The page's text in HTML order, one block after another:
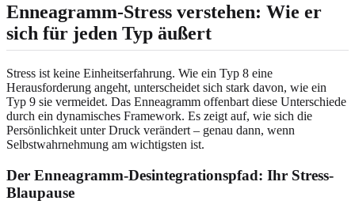
Enneagramm-Stress verstehen: Wie er
sich für jeden Typ äußert
Stress ist keine Einheitserfahrung. Wie ein Typ 8 eine
Herausforderung angeht, unterscheidet sich stark davon, wie ein
Typ 9 sie vermeidet. Das Enneagramm offenbart diese Unterschiede
durch ein dynamisches Framework. Es zeigt auf, wie sich die
Persönlichkeit unter Druck verändert – genau dann, wenn
Selbstwahrnehmung am wichtigsten ist.
Der Enneagramm-Desintegrationspfad: Ihr Stress-
Blaupause